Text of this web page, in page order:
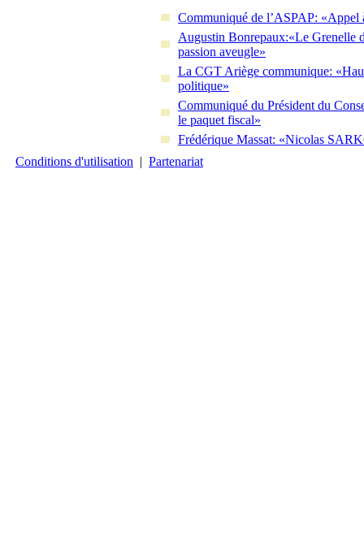
Communiqué de l’ASPAP: «Appel
Augustin Bonrepaux:«Le Grenelle
passion aveugle»
La CGT Ariège communique:
politique»
Communiqué du Président du
le paquet fiscal»
Frédérique Massat: «Nicolas
Conditions d'utilisation | Partenariat